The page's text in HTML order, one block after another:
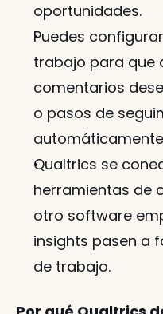
oportunidades.
Puedes
trabajo para que
comentarios
o pasos de
Qualtrics se
herramientas de
otro software
insights pasen a
de trabajo.